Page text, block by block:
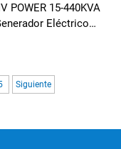
POWER 15-440KVA
Eléctrico
Siguiente